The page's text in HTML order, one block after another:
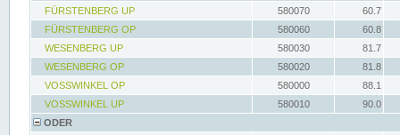
FÜRSTENBERG UP
580070
60.7
FÜRSTENBERG OP
580060
60.8
WESENBERG UP
580030
81.7
WESENBERG OP
580020
81.8
VOSSWINKEL OP
580000
88.1
VOSSWINKEL UP
580010
90.0
ODER